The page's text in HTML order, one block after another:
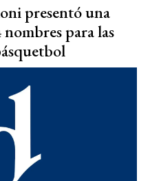
presentó una
para las